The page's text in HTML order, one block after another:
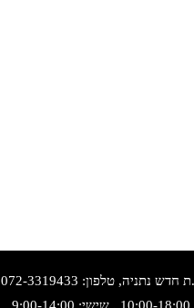
072-3319433